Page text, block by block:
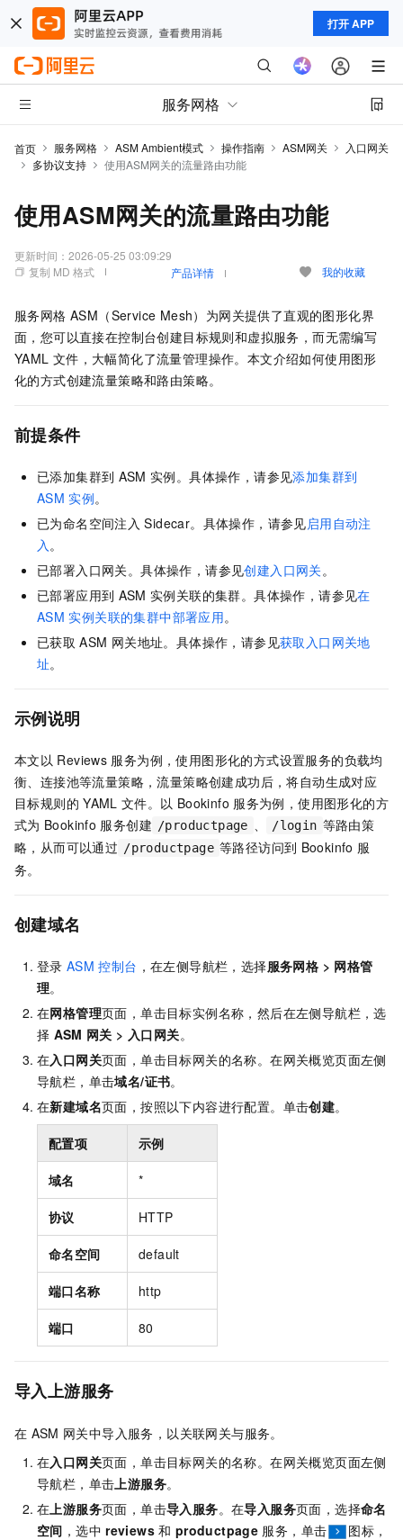
打开 APP
服务网格
首页 服务网格 ASM Ambient模式 操作指南 ASM网关
入口网关
多协议支持
使用ASM网关的流量路由功能
使用ASM网关的流量路由功能
更新时间： 2026-05-25 03:09:29
复制 MD 格式
产品详情 我的收藏
服务网格 ASM（Service Mesh） 为网关提供了直观的图形化界
面，您可以直接在控制台创建目标规则和虚拟服务，而无需编写
YAML 文件，大幅简化了流量管理操作。本文介绍如何使用图形
化的方式创建流量策略和路由策略。
前提条件
已添加集群到 ASM 实例。具体操作，请参见添加集群到
ASM 实例。
已为命名空间注入 Sidecar。具体操作，请参见启用自动注
入。
已部署入口网关。具体操作，请参见创建入口网关。
已部署应用到 ASM 实例关联的集群。具体操作，请参见在
ASM 实例关联的集群中部署应用。
已获取 ASM 网关地址。具体操作，请参见获取入口网关地
址。
示例说明
本文以 Reviews 服务为例，使用图形化的方式设置服务的负载均
衡、连接池等流量策略，流量策略创建成功后，将自动生成对应
目标规则的 YAML 文件。以 Bookinfo 服务为例，使用图形化的方
式为 Bookinfo 服务创建 /productpage 、 /login 等路由策
略，从而可以通过 /productpage 等路径访问到 Bookinfo 服
务。
创建域名
登录 ASM 控制台 ，在左侧导航栏，选择服务网格 > 网格管
理。
在网格管理页面，单击目标实例名称，然后在左侧导航栏，选
择 ASM 网关 > 入口网关。
在入口网关页面，单击目标网关的名称。在网关概览页面左侧
导航栏，单击域名/证书。
在新建域名页面，按照以下内容进行配置。单击创建。
配置项 示例
域名 *
协议 HTTP
命名空间 default
端口名称 http
端口 80
导入上游服务
在 ASM 网关中导入服务，以关联网关与服务。
在入口网关页面，单击目标网关的名称。在网关概览页面左侧
导航栏，单击 上游服务。
在 上游服务页面，单击导入服务。在导入服务页面，选择命名
空间 ，选中 reviews 和 productpage 服务，单击
图标，